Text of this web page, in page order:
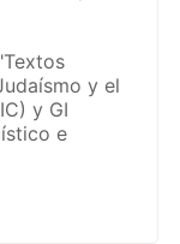
y el
y GI
e